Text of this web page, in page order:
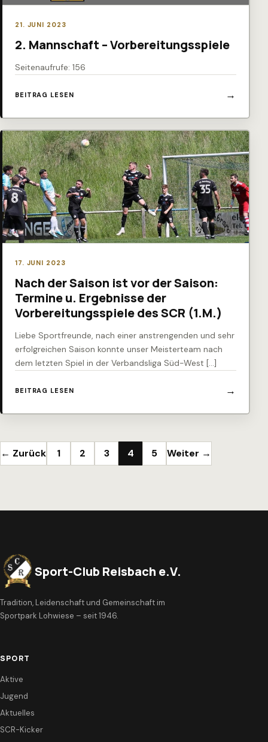
21. JUNI 2023
2. Mannschaft – Vorbereitungsspiele
Seitenaufrufe: 156
BEITRAG LESEN
17. JUNI 2023
Nach der Saison ist vor der Saison:
Termine u. Ergebnisse der
Vorbereitungsspiele des SCR (1.M.)
Liebe Sportfreunde, nach einer anstrengenden und sehr
erfolgreichen Saison konnte unser Meisterteam nach
dem letzten Spiel in der Verbandsliga Süd-West […]
BEITRAG LESEN
Seitennummerierung der Beiträge
← Zurück 1 2 3 4 5 Weiter →
Sport-Club Reisbach e.V.
Tradition, Leidenschaft und Gemeinschaft im
Sportpark Lohwiese – seit 1946.
SPORT
Aktive
Jugend
Aktuelles
SCR-Kicker